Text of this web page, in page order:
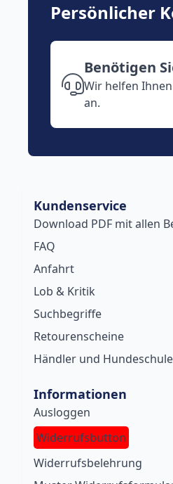
Persönlicher
Benötigen
Wir helfen
an.
Kundenservice
Download PDF mit allen
FAQ
Anfahrt
Lob & Kritik
Suchbegriffe
Retourenscheine
Händler und
Informationen
Ausloggen
Widerrufsbutton
Widerrufsbelehrung